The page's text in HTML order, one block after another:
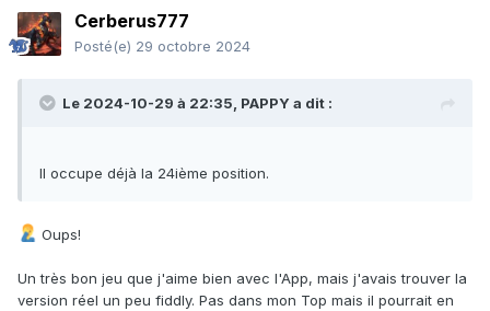
Cerberus777
Posté(e) 29 octobre 2024
Le 2024-10-29 à 22:35, PAPPY a dit :
Il occupe déjà la 24ième position.
Oups!
Un très bon jeu que j'aime bien avec l'App, mais j'avais trouver la
version réel un peu fiddly. Pas dans mon Top mais il pourrait en